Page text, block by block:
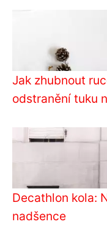
Jak zhubnout
odstranění tuku
Decathlon kola:
nadšence